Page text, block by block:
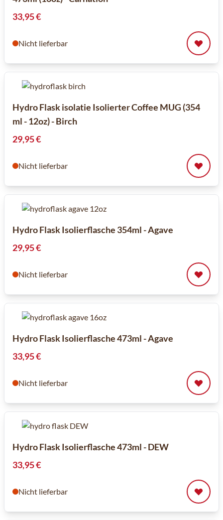
33,95 €
Nicht lieferbar
Hydro Flask isolatie Isolierter Coffee MUG (354
ml - 12oz) - Birch
29,95 €
Nicht lieferbar
Hydro Flask Isolierflasche 354ml - Agave
29,95 €
Nicht lieferbar
Hydro Flask Isolierflasche 473ml - Agave
33,95 €
Nicht lieferbar
Hydro Flask Isolierflasche 473ml - DEW
33,95 €
Nicht lieferbar